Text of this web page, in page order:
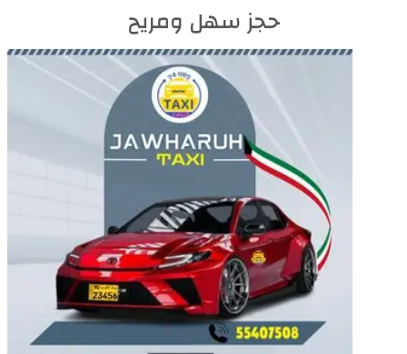
حجز سهل ومريح